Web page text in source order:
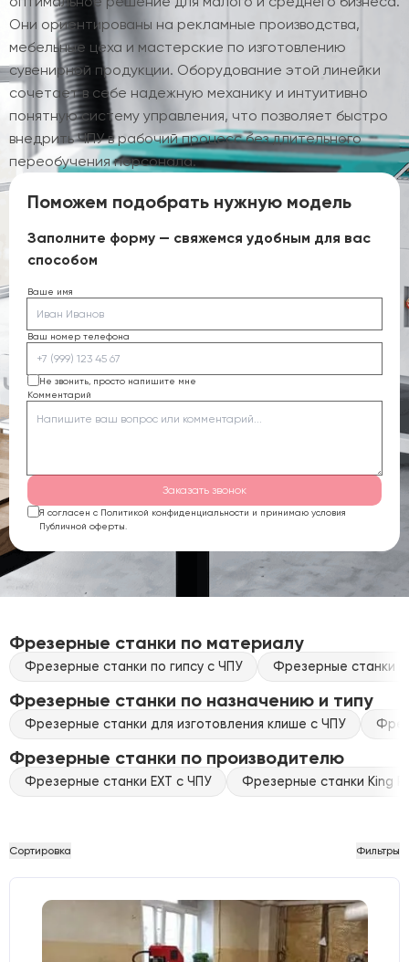
Они ориентированы на рекламные производства,
мебельные цеха и мастерские по изготовлению
сувенирной продукции. Оборудование этой линейки
сочетает в себе надежную механику и интуитивно
понятную систему управления, что позволяет быстро
внедрить ЧПУ в рабочий процесс без длительного
переобучения персонала.
Поможем подобрать нужную модель
Заполните форму — свяжемся удобным для вас
способом
Ваше имя
Ваш номер телефона
Не звонить, просто напишите мне
Комментарий
Заказать звонок
Я согласен с Политикой конфиденциальности и принимаю условия
Публичной оферты.
Фрезерные станки по материалу
Фрезерные станки по гипсу с ЧПУ Фрезерные станки
Фрезерные станки по назначению и типу
Фрезерные станки для изготовления клише с ЧПУ
Фрезерные станки по производителю
Фрезерные станки EXT с ЧПУ Фрезерные станки King
Сортировка Фильтры